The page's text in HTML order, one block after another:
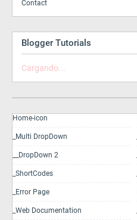
Contact
Blogger Tutorials
Cargando...
Home-icon
_Multi DropDown
__DropDown 2
_ShortCodes
_Error Page
_Web Documentation